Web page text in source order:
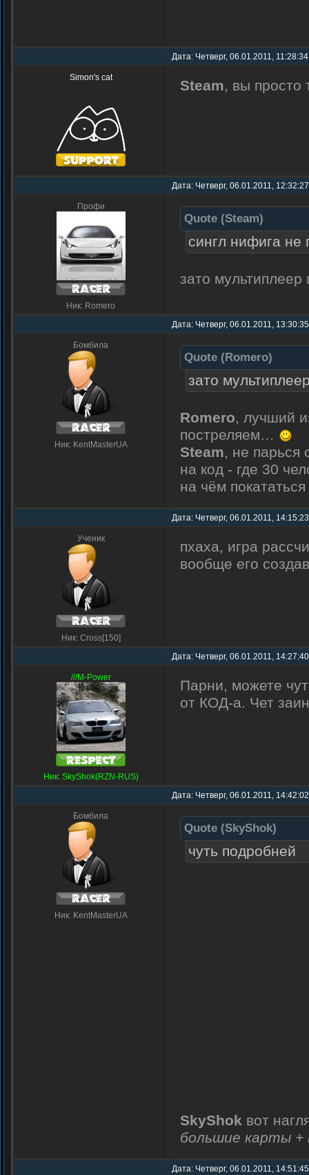
Дата: Четверг, 06.01.2011,
Simon's cat Steam, вы просто
Дата: Четверг, 06.01.2011,
Профи
Ник: Romero
Quote (Steam)
сингл нифига
зато
Дата: Четверг, 06.01.2011,
Бомбила
Ник: KentMasterUA
Quote (Romero)
зато
Romero, лучший
постреляем…
Steam, не парься
на код - где 30
на чём покататься
Дата: Четверг, 06.01.2011,
Ученик
Ник: Cross[150]
пхаха, игра
вообще его
Дата: Четверг, 06.01.2011,
///M-Power
Ник: SkyShok(RZN-RUS)
Парни, можете
от КОД-а. Чет
Дата: Четверг, 06.01.2011,
Бомбила
Ник: KentMasterUA
Quote (SkyShok)
чуть подробней
SkyShok вот
большие карты +
Дата: Четверг, 06.01.2011,